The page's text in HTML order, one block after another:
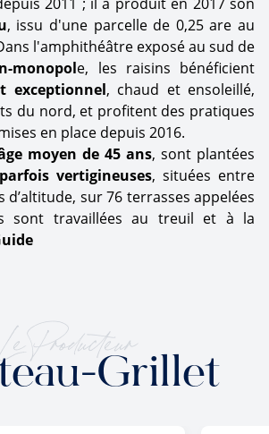
, issu d'une parcelle de 0,25 are au
l'amphithéâtre exposé au sud de
monopole, les raisins bénéficient
exceptionnel, chaud et ensoleillé,
du nord, et profitent des pratiques
en place depuis 2016.
moyen de 45 ans, sont plantées
vertigineuses, situées entre
d’altitude, sur 76 terrasses appelées
sont travaillées au treuil et à la
Le Producteur
Grillet